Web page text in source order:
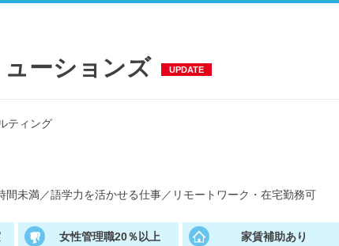
ーションズ UPDATE
ティング
間未満／語学力を活かせる仕事／ リモートワーク・在宅勤務可
女性管理職20％以上 家賃補助あり